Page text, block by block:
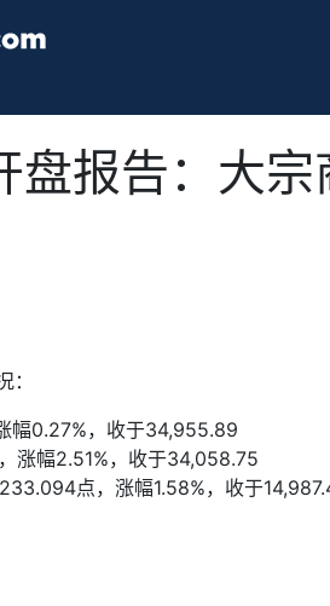
盘报告：大
幅0.27%，收于34,955.89
涨幅2.51%，收于34,058.75
233.094点，涨幅1.58%，收于